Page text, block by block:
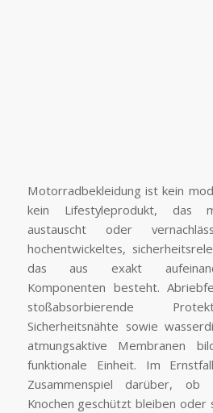
Motorradbekleidung ist kein
kein Lifestyleprodukt, das
austauscht oder
hochentwickeltes,
das aus exakt
Komponenten besteht.
stoßabsorbierende
Sicherheitsnähte sowie
atmungsaktive Membranen
funktionale Einheit. Im
Zusammenspiel darüber,
Knochen geschützt bleiben oder